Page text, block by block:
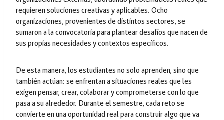
requieren soluciones creativas y aplicables. Ocho
organizaciones, provenientes de distintos sectores, se
sumaron a la convocatoria para plantear desafíos que nacen de
sus propias necesidades y contextos específicos.
De esta manera, los estudiantes no solo aprenden, sino que
también actúan: se enfrentan a situaciones reales que les
exigen pensar, crear, colaborar y comprometerse con lo que
pasa a su alrededor. Durante el semestre, cada reto se
convierte en una oportunidad real para construir algo que va